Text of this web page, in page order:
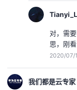
对，需
思，刚看
2020/07/
我们都是云专家